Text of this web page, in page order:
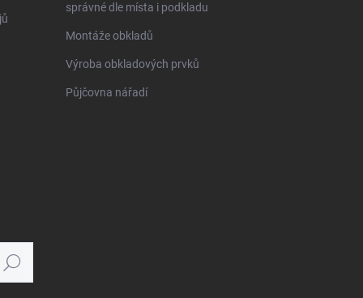
správné dle místa i podkladu
Montáže obkladů
Výroba obkladových prvků
Půjčovna nářadí